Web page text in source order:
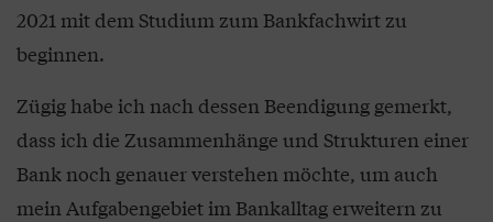
2021 mit dem Studium zum Bankfachwirt zu
beginnen.
Zügig habe ich nach dessen Beendigung gemerkt,
dass ich die Zusammenhänge und Strukturen einer
Bank noch genauer verstehen möchte, um auch
mein Aufgabengebiet im Bankalltag erweitern zu